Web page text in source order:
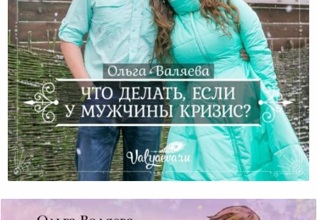
Что Делать, Если У Мужчины Кризис?